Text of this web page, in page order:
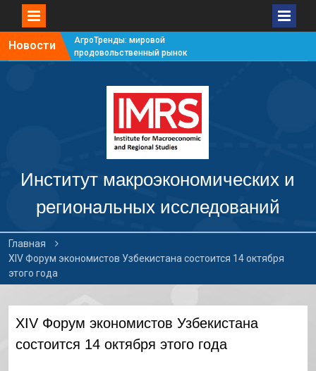
Новости
АгроТренды: мировой
продовольственный рынок
продовольственный рынок
АгроТренды: мировой
продовольственный рынок
АгроТренды: мировой
#4
Институт макроэкономических и
региональных исследований
Главная
XIV Форум экономистов Узбекистана состоится 14 октября
этого года
XIV Форум экономистов Узбекистана
состоится 14 октября этого года